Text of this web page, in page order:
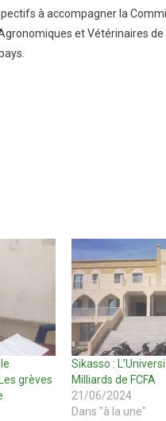
à accompagner la
et Vétérinaires de
grèves
Sikasso :
Milliards de FCFA
21/06/2024
Dans "à la une"